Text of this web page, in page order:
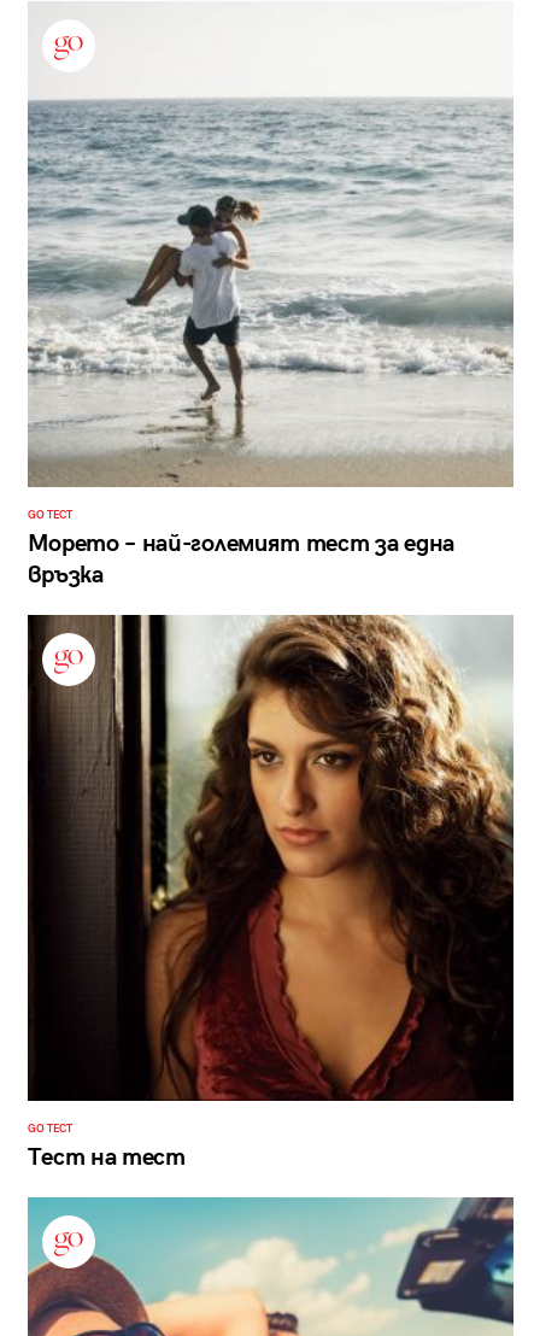
GO ТЕСТ
Морето – най-големият тест за една
връзка
GO ТЕСТ
Тест на тест